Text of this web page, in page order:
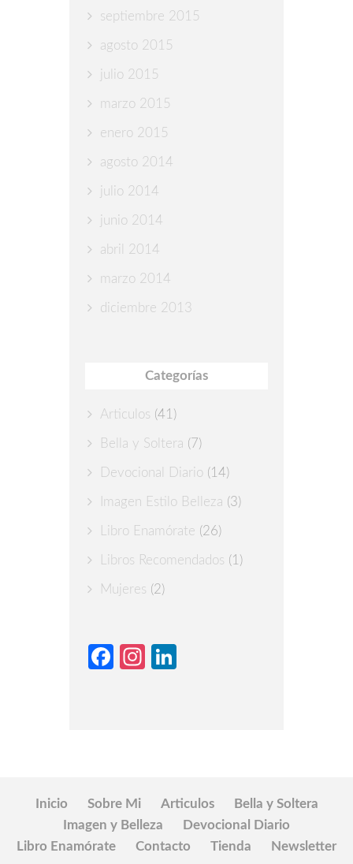
septiembre 2015
agosto 2015
julio 2015
marzo 2015
enero 2015
agosto 2014
julio 2014
junio 2014
abril 2014
marzo 2014
diciembre 2013
Categorías
Articulos (41)
Bella y Soltera (7)
Devocional Diario (14)
Imagen Estilo Belleza (3)
Libro Enamórate (26)
Libros Recomendados (1)
Mujeres (2)
Facebook
Instagram
Inicio Sobre Mi Articulos
Bella y Soltera
Imagen y Belleza
Devocional Diario
Libro Enamórate
Contacto Tienda Newsletter